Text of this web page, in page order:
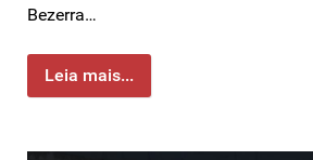
Bezerra…
Leia mais...